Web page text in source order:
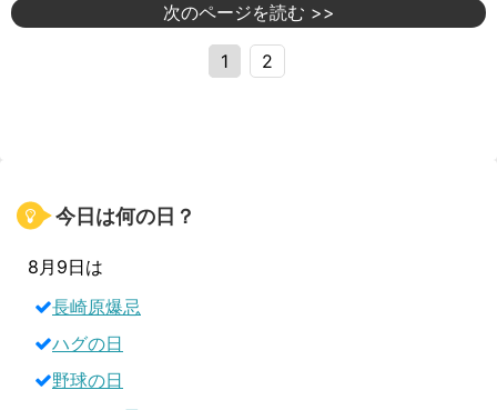
次のページを読む >>
1 2
今日は何の日？
8月9日は
長崎原爆忌
ハグの日
野球の日